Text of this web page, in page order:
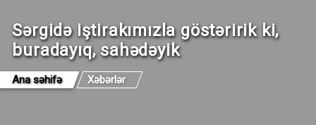
Sərgidə iştirakımızla göstəririk ki,
buradayıq, sahədəyik
Ana səhifə Xəbərlər